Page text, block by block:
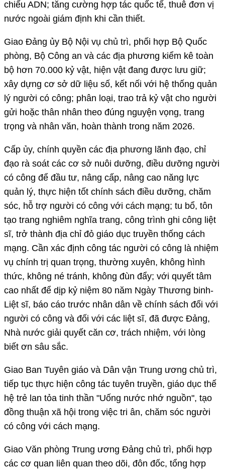
chiếu ADN; tăng cường hợp tác quốc tế, thuê đơn vị
nước ngoài giám định khi cần thiết.
Giao Đảng ủy Bộ Nội vụ chủ trì, phối hợp Bộ Quốc
phòng, Bộ Công an và các địa phương kiểm kê toàn
bộ hơn 70.000 kỷ vật, hiện vật đang được lưu giữ;
xây dựng cơ sở dữ liệu số, kết nối với hệ thống quản
lý người có công; phân loại, trao trả kỷ vật cho người
gửi hoặc thân nhân theo đúng nguyện vọng, trang
trọng và nhân văn, hoàn thành trong năm 2026.
Cấp ủy, chính quyền các địa phương lãnh đạo, chỉ
đạo rà soát các cơ sở nuôi dưỡng, điều dưỡng người
có công để đầu tư, nâng cấp, nâng cao năng lực
quản lý, thực hiện tốt chính sách điều dưỡng, chăm
sóc, hỗ trợ người có công với cách mạng; tu bổ, tôn
tạo trang nghiêm nghĩa trang, công trình ghi công liệt
sĩ, trở thành địa chỉ đỏ giáo dục truyền thống cách
mạng. Cần xác định công tác người có công là nhiệm
vụ chính trị quan trọng, thường xuyên, không hình
thức, không né tránh, không đùn đẩy; với quyết tâm
cao nhất để dịp kỷ niệm 80 năm Ngày Thương binh-
Liệt sĩ, báo cáo trước nhân dân về chính sách đối với
người có công và đối với các liệt sĩ, đã được Đảng,
Nhà nước giải quyết căn cơ, trách nhiệm, với lòng
biết ơn sâu sắc.
Giao Ban Tuyên giáo và Dân vận Trung ương chủ trì,
tiếp tục thực hiện công tác tuyên truyền, giáo dục thế
hệ trẻ lan tỏa tinh thần "Uống nước nhớ nguồn", tạo
đồng thuận xã hội trong việc tri ân, chăm sóc người
có công với cách mạng.
Giao Văn phòng Trung ương Đảng chủ trì, phối hợp
các cơ quan liên quan theo dõi, đôn đốc, tổng hợp